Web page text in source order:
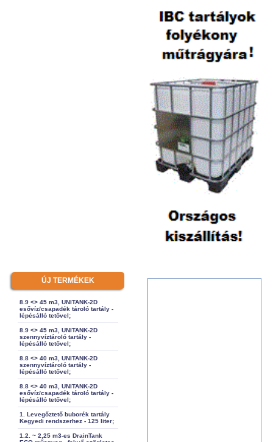
ÚJ TERMÉKEK
8.9 <> 45 m3, UNITANK-2D
esővíz/csapadék tároló tartály -
lépésálló tetővel;
8.9 <> 45 m3, UNITANK-2D
szennyvíztároló tartály -
lépésálló tetővel;
8.8 <> 40 m3, UNITANK-2D
szennyvíztároló tartály -
lépésálló tetővel;
8.8 <> 40 m3, UNITANK-2D
esővíz/csapadék tároló tartály -
lépésálló tetővel;
1. Levegőztető buborék tartály
Kegyedi rendszerhez - 125 liter;
1.2. ~ 2,25 m3-es DrainTank